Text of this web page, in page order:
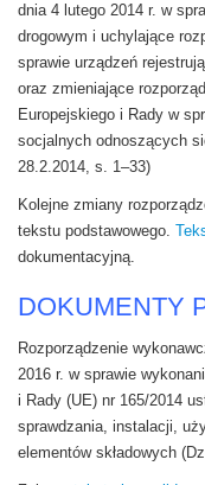
dnia 4 lutego 2014 r. w
drogowym i uchylające
sprawie urządzeń
oraz zmieniające
Europejskiego i Rady w
socjalnych odnoszących
28.2.2014, s. 1–33)
Kolejne zmiany
tekstu podstawowego.
dokumentacyjną.
DOKUMENTY
Rozporządzenie
2016 r. w sprawie
i Rady (UE) nr 165/2014
sprawdzania, instalacji,
elementów składowych